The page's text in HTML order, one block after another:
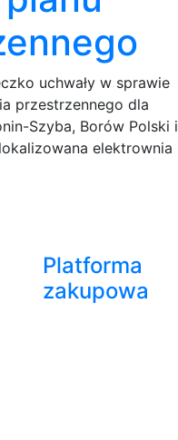
uchwały w sprawie
przestrzennego dla
Szyba, Borów Polski i
elektrownia
Platforma
zakupowa